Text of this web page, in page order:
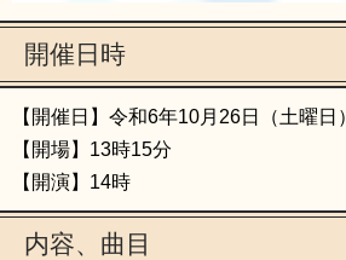
開催日時
【開催日】令和6年10月26日（土曜日）
【開場】13時15分
【開演】14時
内容、曲目